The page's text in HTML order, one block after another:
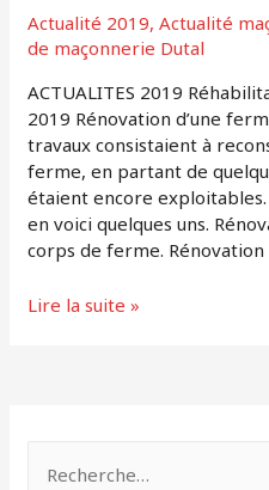
Actualité 2019,Actualité
de maçonnerie Dutal
ACTUALITES 2019
2019 Rénovation d’une
travaux consistaient à
ferme, en partant de
étaient encore
en voici quelques uns.
corps de ferme.
Lire la suite »